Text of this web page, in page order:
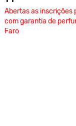
Abertas as inscrições
com garantia de
Faro